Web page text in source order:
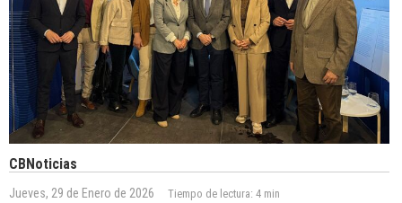
CBNoticias
Jueves, 29 de Enero de 2026 Tiempo de lectura: 4 min